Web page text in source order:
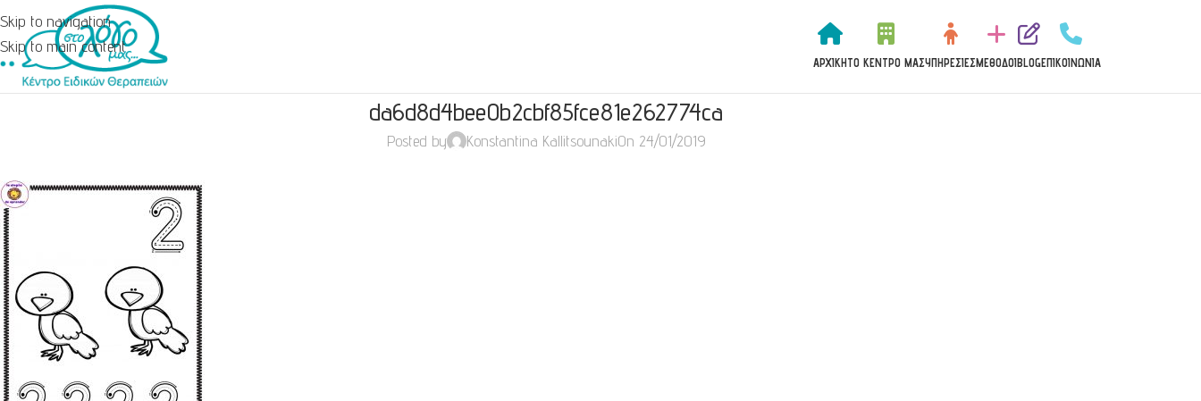
Skip to navigation
Skip to main content
ΑΡΧΙΚΉΤΟ ΚΈΝΤΡΟ ΜΑΣΥΠΗΡΕΣΊΕΣMΈΘΟΔΟΙBLOGΕΠΙΚΟΙΝΩΝΊΑ
da6d8d4bee0b2cbf85fce81e262774ca
Posted by Konstantina KallitsounakiOn 24/01/2019